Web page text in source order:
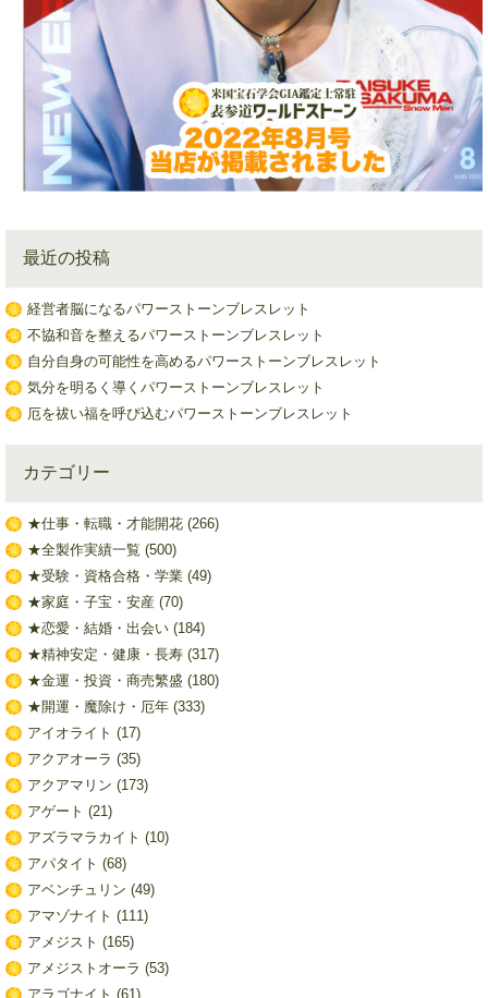
最近の投稿
経営者脳になるパワーストーンブレスレット
不協和音を整えるパワーストーンブレスレット
自分自身の可能性を高めるパワーストーンブレスレット
気分を明るく導くパワーストーンブレスレット
厄を祓い福を呼び込むパワーストーンブレスレット
カテゴリー
★仕事・転職・才能開花(266)
★全製作実績一覧 (500)
★受験・資格合格・学業(49)
★家庭・子宝・安産(70)
★恋愛・結婚・出会い(184)
★精神安定・健康・長寿(317)
★金運・投資・商売繁盛 (180)
★開運・魔除け・厄年(333)
アイオライト (17)
アクアオーラ (35)
アクアマリン (173)
アゲート (21)
アズラマラカイト (10)
アパタイト (68)
アベンチュリン (49)
アマゾナイト (111)
アメジスト (165)
アメジストオーラ (53)
アラゴナイト (61)